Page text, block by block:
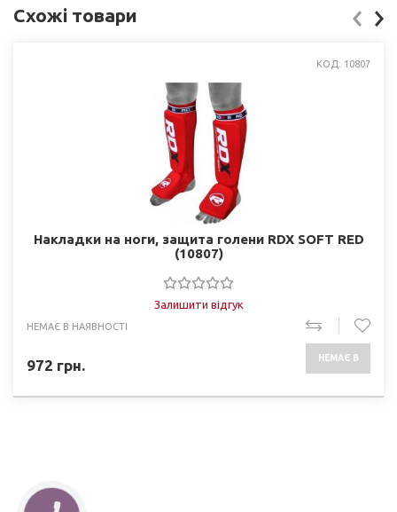
Схожі товари
КОД: 10807
Накладки на ноги, защита голени RDX SOFT RED
(10807)
Залишити відгук
НЕМАЄ В НАЯВНОСТІ
972 грн. НЕМАЄ В